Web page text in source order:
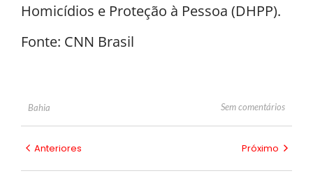
Homicídios e Proteção à Pessoa (DHPP).
Fonte: CNN Brasil
Bahia Sem comentários
Anteriores Próximo